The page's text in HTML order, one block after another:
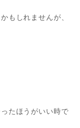
もしれませんが、
たほうがいい時で